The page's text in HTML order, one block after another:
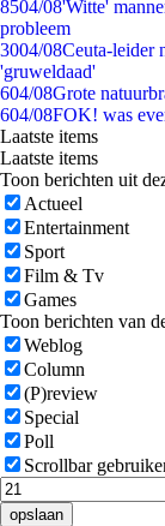
8504/08'Witte'
probleem
3004/08Ceuta-leider
'gruweldaad'
604/08Grote
604/08FOK! was
Laatste items
Laatste items
Toon berichten uit
Actueel
Entertainment
Sport
Film & Tv
Games
Toon berichten van
Weblog
Column
(P)review
Special
Poll
Scrollbar
opslaan